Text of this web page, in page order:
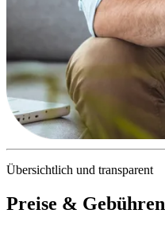
Übersichtlich und transparent
Preise & Gebühren